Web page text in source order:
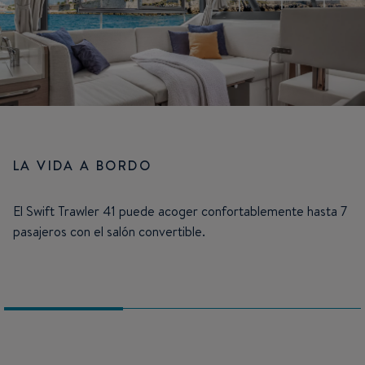
LA VIDA A BORDO
El Swift Trawler 41 puede acoger confortablemente hasta 7
pasajeros con el salón convertible.